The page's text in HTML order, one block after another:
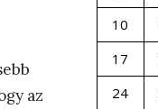
az
10
17
24